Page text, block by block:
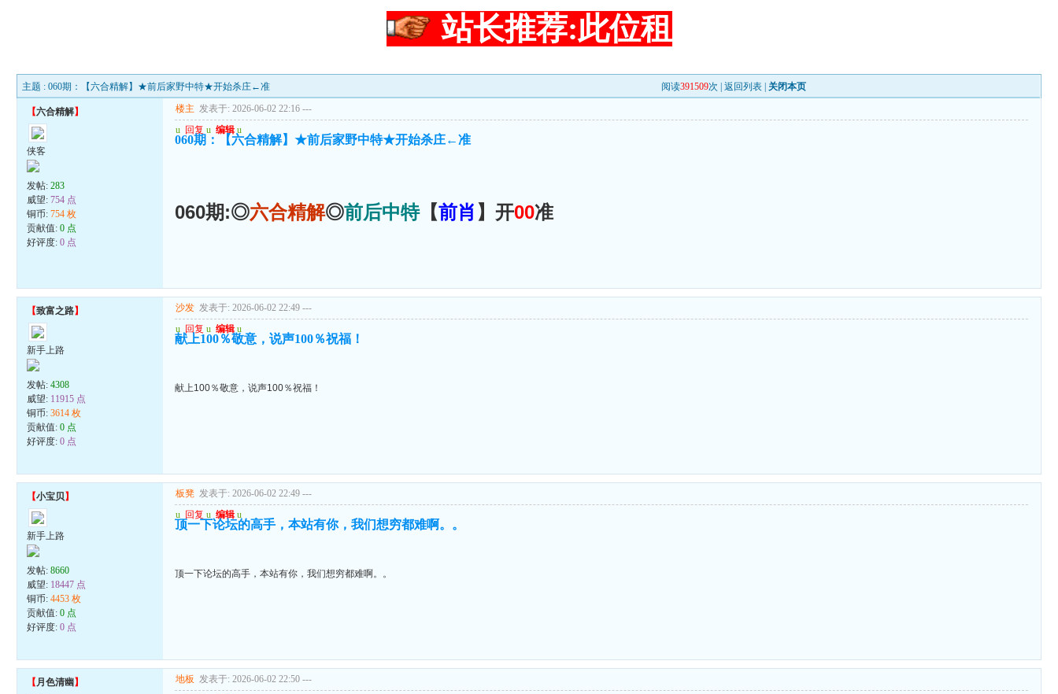
站长推荐:此位租
主题 : 060期：【六合精解】★前后家野中特★开始杀庄←准 阅读391509次 |返回列表 关闭本页
【六合精解】
侠客
发帖:283
威望:754 点
铜币:754 枚
贡献值:0 点
好评度:0 点
楼主 发表于: 2026-06-02 22:16 ---
u 回复 u 编辑 u
060期：【六合精解】★前后家野中特★开始杀庄←准
060期:◎六合精解◎前后中特【前肖 】开00准
【致富之路】
新手上路
发帖:4308
威望: 11915 点
铜币:3614 枚
贡献值:0 点
好评度:0 点
沙发 发表于: 2026-06-02 22:49 ---
u 回复 u 编辑 u
献上100％敬意，说声100％祝福！
献上100％敬意，说声100％祝福！
【小宝贝】
新手上路
发帖:8660
威望: 18447 点
铜币:4453 枚
贡献值:0 点
好评度:0 点
板凳 发表于: 2026-06-02 22:49 ---
u 回复 u 编辑 u
顶一下论坛的高手，本站有你，我们想穷都难啊。。
顶一下论坛的高手，本站有你，我们想穷都难啊。。
【月色清幽 】 地板 发表于: 2026-06-02 22:50 ---